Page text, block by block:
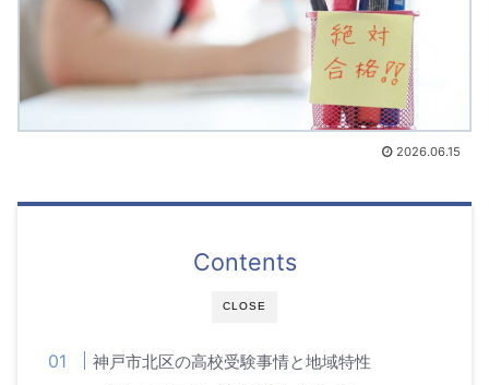
2026.06.15
CLOSE
Contents
神戸市北区の高校受験事情と地域特性